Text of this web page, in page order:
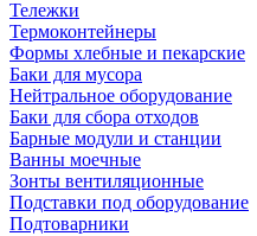
Тележки
Термоконтейнеры
Формы хлебные и пекарские
Баки для мусора
Нейтральное оборудование
Баки для сбора отходов
Барные модули и станции
Ванны моечные
Зонты вентиляционные
Подставки под оборудование
Подтоварники